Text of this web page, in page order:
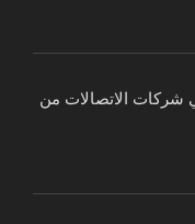
22301 تحمي شركات الاتصالات من